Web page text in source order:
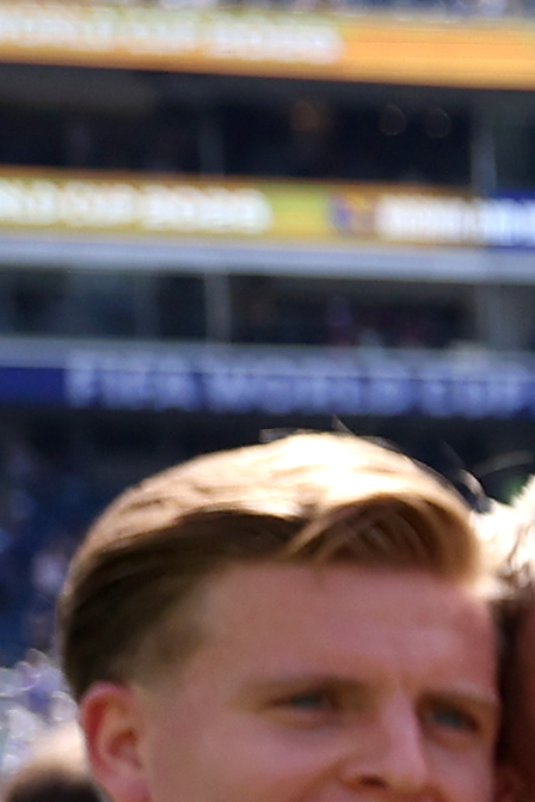
SAMO U BIH
Dobrodošli u bh. fudbal, gdje je očigledno sve
Na utakmici Druge Kantonalne lige TK između
Mionica i NK 12. Decembar Rajska desila
nesvakidašnja scena – glavni sudija pobjegao
terena, nakon što su ga domaći igrači pokušali
napasti zbog spornih odluka.
Uslijedio je totalni haos, a arbitar je glavom bez
pobjegao i – sakrio se u šumi!
Cijeli incident zabilježen je kamerama prisutnih
a snimci ubrzano kruže društvenim mrežama. Još
dan u bh. fudbalu koji će se pamtiti – ne po igri,
apsurdu.